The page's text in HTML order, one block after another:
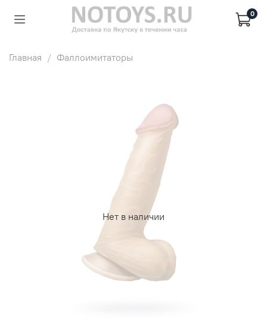
0
Главная Фаллоимитаторы
Нет в наличии